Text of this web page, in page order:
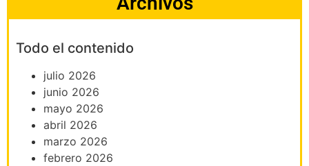
Todo el contenido
julio 2026
junio 2026
mayo 2026
abril 2026
marzo 2026
febrero 2026